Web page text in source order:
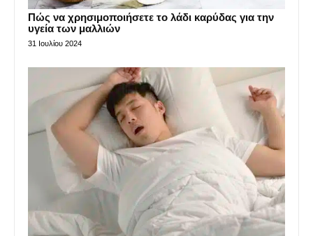
Πώς να χρησιμοποιήσετε το λάδι καρύδας για την
υγεία των μαλλιών
31 Ιουλίου 2024